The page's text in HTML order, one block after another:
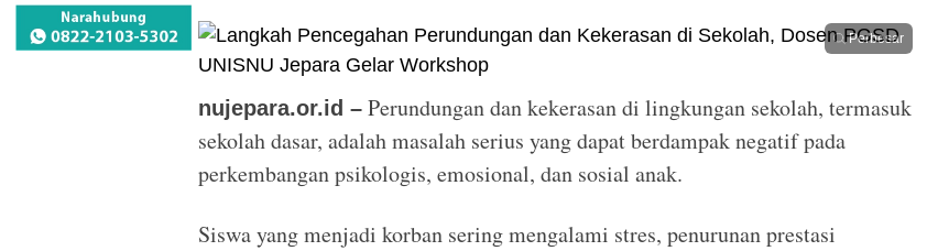
Perbesar
nujepara.or.id – Perundungan dan kekerasan di lingkungan sekolah, termasuk
sekolah dasar, adalah masalah serius yang dapat berdampak negatif pada
perkembangan psikologis, emosional, dan sosial anak.
Siswa yang menjadi korban sering mengalami stres, penurunan prestasi